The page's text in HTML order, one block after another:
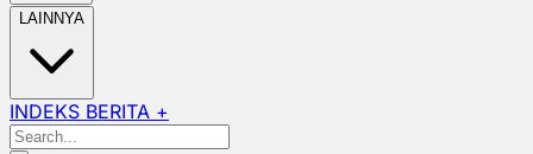
LAINNYA
INDEKS BERITA +